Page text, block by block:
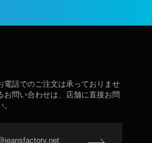
話でのご注文は承っておりませ
お問い合わせは、店舗に直接お問